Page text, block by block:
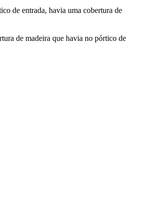
de entrada, havia uma cobertura de
de madeira que havia no pórtico de